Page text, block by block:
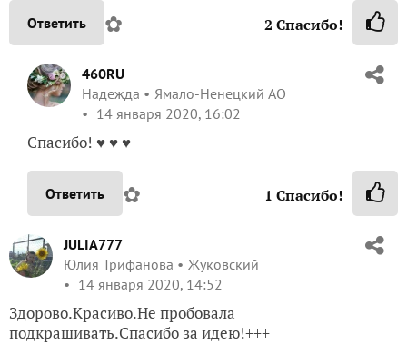
Ответить ✿ 2 Спасибо!
460RU
Надежда
Ямало-Ненецкий АО
14 января 2020, 16:02
Спасибо! ♥ ♥ ♥
Ответить ✿ 1 Спасибо!
JULIA777
Юлия Трифанова
Жуковский
14 января 2020, 14:52
Здорово.Красиво.Не пробовала
подкрашивать.Спасибо за идею!+++